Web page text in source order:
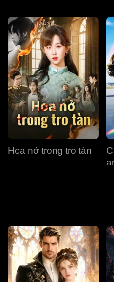
Hoa nở trong tro tàn